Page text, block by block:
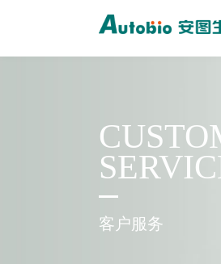
客户服务